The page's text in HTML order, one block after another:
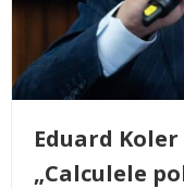
Eduard
„Calculele